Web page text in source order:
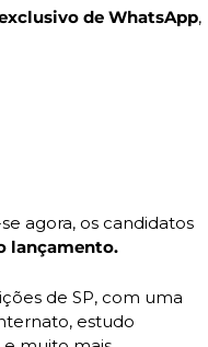
de WhatsApp,
agora, os candidatos
lançamento.
de SP, com uma
estudo